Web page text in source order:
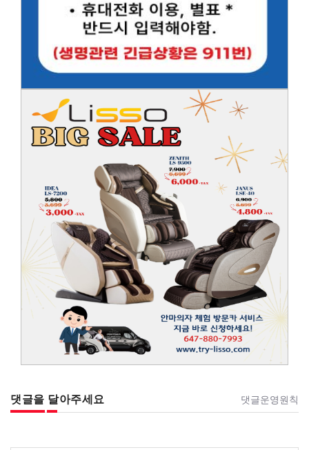
댓글을 달아주세요 댓글운영원칙